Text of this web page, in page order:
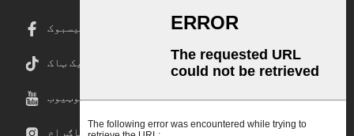
فیسبوک
ټیک ټاک
یوټیوب
انسټاګرام